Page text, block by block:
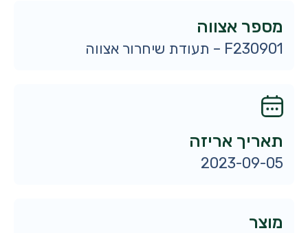
מספר אצווה
F230901 – תעודת שיחרור אצווה
תאריך אריזה
2023-09-05
מוצר